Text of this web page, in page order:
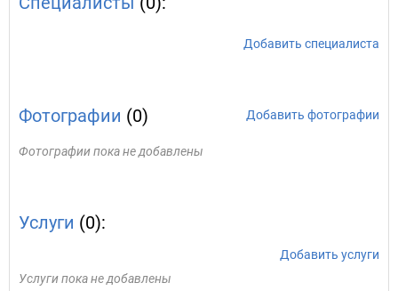
Добавить специалиста
Фотографии (0) Добавить фотографии
Фотографии пока не добавлены
Услуги (0):
Добавить услуги
Услуги пока не добавлены